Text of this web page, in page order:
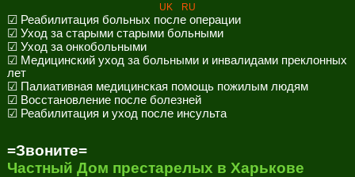
UK RU
☑ Реабилитация больных после операции
☑ Уход за старыми старыми больными
☑ Уход за онкобольными
☑ Медицинский уход за больными и инвалидами преклонных
лет
☑ Палиативная медицинская помощь пожилым людям
☑ Восстановление после болезней
☑ Реабилитация и уход после инсульта
=Звоните=
Частный Дом престарелых в Харькове